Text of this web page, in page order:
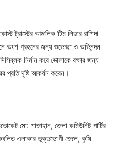
ট্রাস্টের আঞ্চলিক টিম লিডার রাশিদা
অংশ গ্রহনের জন্য শুভেচ্ছা ও অভিনন্দন
নির্মান করে ভোলাকে রক্ষার জন্য
প্রতি দৃষ্টি আকর্ষন করেন।
মো: শাজাহান, জেলা কমিউনিষ্ট পার্টির
এলাকার ভুক্তভোগী জেলে, কৃষি